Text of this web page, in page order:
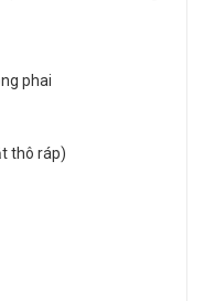
phai
thô ráp)